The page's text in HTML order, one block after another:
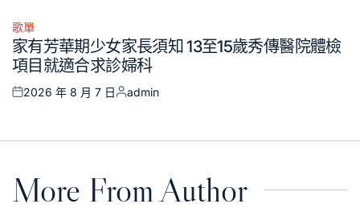
Posted
in
歌單
家有芳華期少女家長須知 13至15歲秀傳醫院體檢
項目就適合求診婦科
Posted
2026 年 8 月 7 日
Posted
admin
More From Author